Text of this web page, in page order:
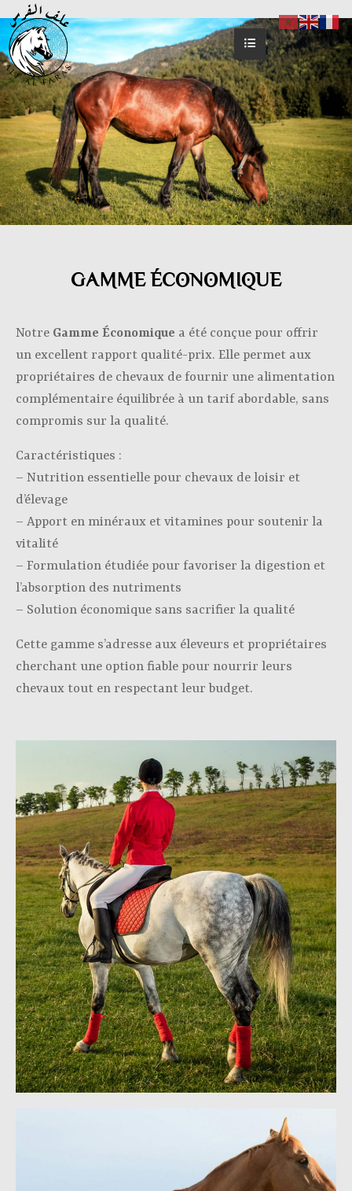
GAMMEÉCONOMIQUE
Notre Gamme Économique a été conçue pour offrir
un excellent rapport qualité-prix. Elle permet aux
propriétaires de chevaux de fournir une alimentation
complémentaire équilibrée à un tarif abordable, sans
compromis sur la qualité.
Caractéristiques :
– Nutrition essentielle pour chevaux de loisir et
d’élevage
– Apport en minéraux et vitamines pour soutenir la
vitalité
– Formulation étudiée pour favoriser la digestion et
l’absorption des nutriments
– Solution économique sans sacrifier la qualité
Cette gamme s’adresse aux éleveurs et propriétaires
cherchant une option fiable pour nourrir leurs
chevaux tout en respectant leur budget.